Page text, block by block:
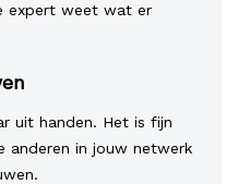
expert weet wat er
uit handen. Het is fijn
anderen in jouw netwerk